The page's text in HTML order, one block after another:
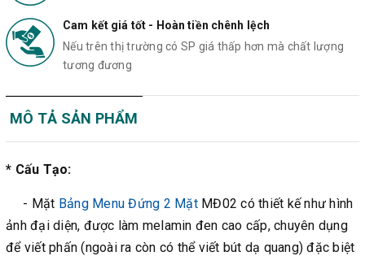
Cam kết giá tốt - Hoàn tiền chênh lệch
Nếu trên thị trường có SP giá thấp hơn mà chất lượng
tương đương
MÔ TẢ SẢN PHẨM
* Cấu Tạo:
- Mặt Bảng Menu Đứng 2 Mặt MĐ02 có thiết kế như hình
ảnh đại diện, được làm melamin đen cao cấp, chuyên dụng
để viết phấn (ngoài ra còn có thể viết bút dạ quang) đặc biệt